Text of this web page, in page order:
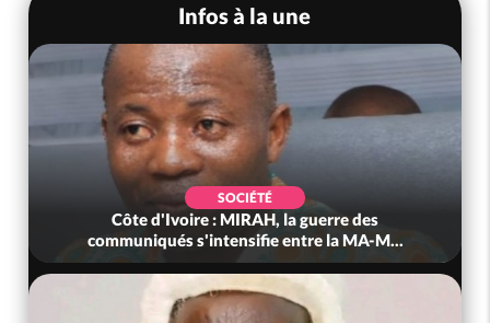
Infos à la une
SOCIÉTÉ
Côte d'Ivoire : MIRAH, la guerre des
communiqués s'intensifie entre la MA-M...